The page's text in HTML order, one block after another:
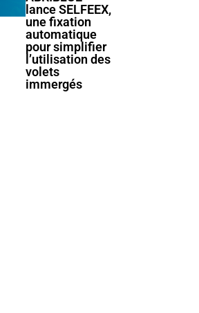
lance SELFEEX,
une fixation
automatique
pour simplifier
l’utilisation des
volets
immergés